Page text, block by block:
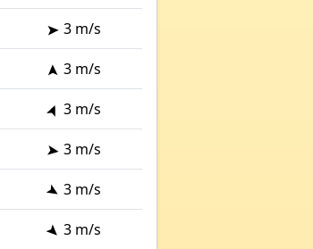
3 m/s
3 m/s
3 m/s
3 m/s
3 m/s
3 m/s